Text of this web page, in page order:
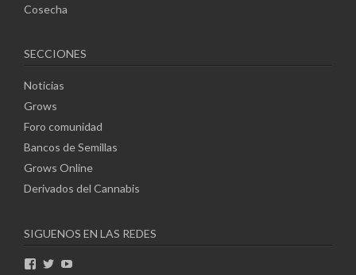
Cosecha
SECCIONES
Noticias
Grows
Foro comunidad
Bancos de Semillas
Grows Online
Derivados del Cannabis
SIGUENOS EN LAS REDES
Ver Ver